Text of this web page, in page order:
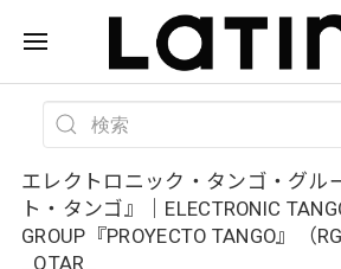
エレクトロニック・タンゴ・グル
ト・タンゴ』｜ELECTRONIC
GROUP『PROYECTO TANGO』（
_QTAR_